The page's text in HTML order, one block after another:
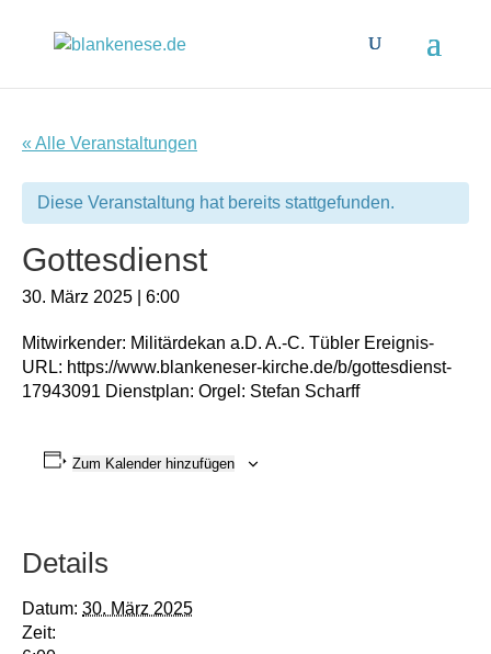
« Alle Veranstaltungen
Diese Veranstaltung hat bereits stattgefunden.
Gottesdienst
30. März 2025 | 6:00
Mitwirkender: Militärdekan a.D. A.-C. Tübler Ereignis-
URL: https://www.blankeneser-kirche.de/b/gottesdienst-
17943091 Dienstplan: Orgel: Stefan Scharff
Zum Kalender hinzufügen
Details
Datum: 30. März 2025
Zeit: